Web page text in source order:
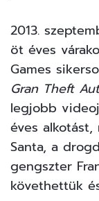
2013.
öt éves
Games
Gran Theft
legjobb
éves
Santa, a
gengszter
követhettük